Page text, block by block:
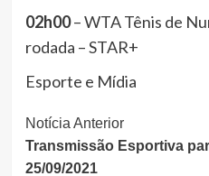
02h00– WTA Tênis de
rodada – STAR+
Esporte e Mídia
Continue
Lendo
Notícia Anterior
Transmissão Esportiva
25/09/2021